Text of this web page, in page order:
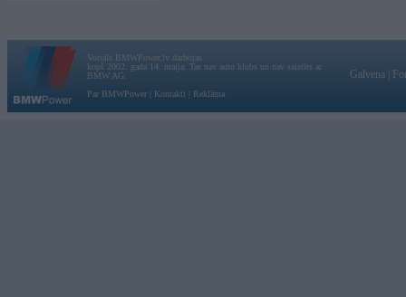
Vortāls BMWPower.lv darbojas
kopš 2002. gada 14. maija. Tas nav auto klubs un nav saistīts ar
BMW AG.
Par BMWPower
Kontakti Reklāma
Galvena